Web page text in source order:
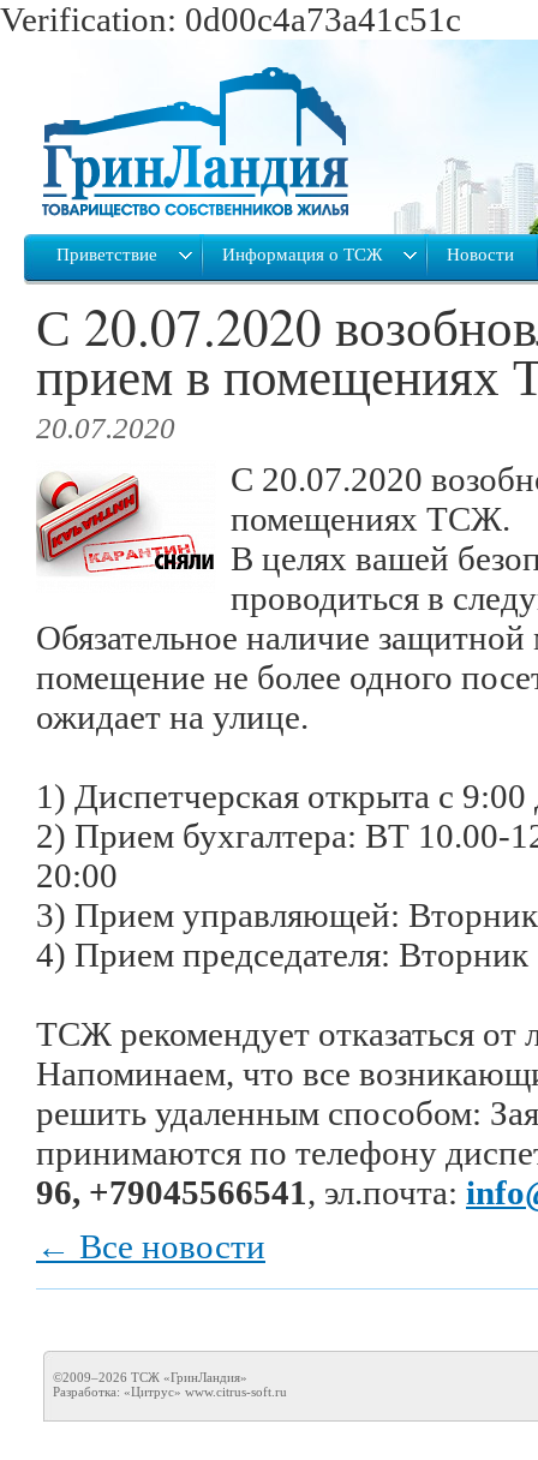
Verification: 0d00c4a73a41c51c
Приветствие Информация о ТСЖ Новости
С 20.07.2020
прием в
20.07.2020
С 20.07.2020
помещениях ТСЖ.
В целях вашей
проводиться в
Обязательное наличие защитной
помещение не более одного
ожидает на улице.
1) Диспетчерская открыта с
2) Прием бухгалтера: ВТ 10.00-
20:00
3) Прием управляющей:
4) Прием председателя:
ТСЖ рекомендует отказаться от
Напоминаем, что все
решить удаленным способом:
принимаются по телефону
96, +79045566541, эл.почта:
← Все новости
©2009–2026 ТСЖ «ГринЛандия»
Разработка: «Цитрус» www.citrus-soft.ru